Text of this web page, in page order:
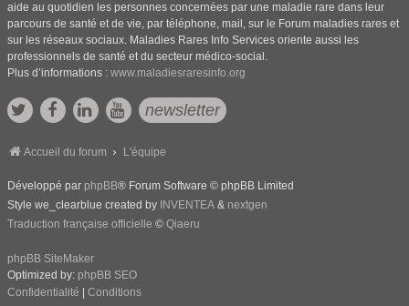
aide au quotidien les personnes concernées par une maladie rare dans leur
parcours de santé et de vie, par téléphone, mail, sur le Forum maladies rares et
sur les réseaux sociaux. Maladies Rares Info Services oriente aussi les
professionnels de santé et du secteur médico-social.
Plus d’informations : www.maladiesraresinfo.org
newsletter
Accueil du forum L'équipe
Développé par phpBB® Forum Software © phpBB Limited
Style we_clearblue created by INVENTEA & nextgen
Traduction française officielle © Qiaeru
phpBB SiteMaker
Optimized by: phpBB SEO
Confidentialité
Conditions